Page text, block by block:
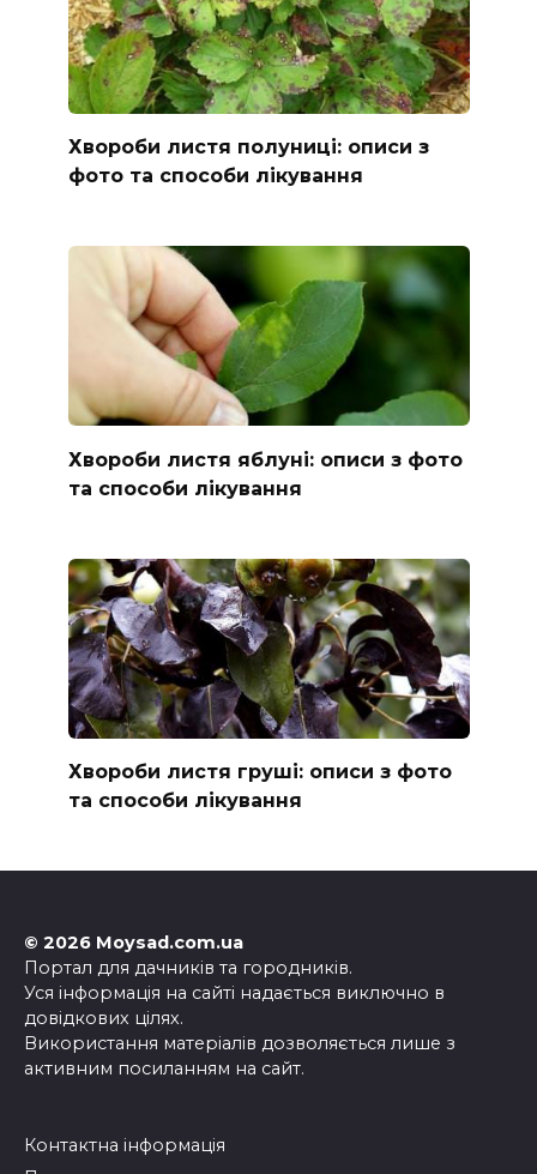
Хвороби листя полуниці: описи з
фото та способи лікування
Хвороби листя яблуні: описи з фото
та способи лікування
Хвороби листя груші: описи з фото
та способи лікування
© 2026 Moysad.com.ua
Портал для дачників та городників.
Уся інформація на сайті надається виключно в
довідкових цілях.
Використання матеріалів дозволяється лише з
активним посиланням на сайт.
Контактна інформація